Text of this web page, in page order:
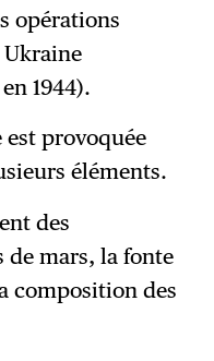
opérations
Ukraine
1944).
provoquée
éléments.
des
de mars, la fonte
composition des